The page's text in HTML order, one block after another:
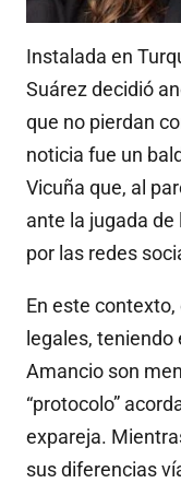
Instalada en
Suárez decidió
que no pierdan
noticia fue un
Vicuña que, al
ante la jugada de
por las redes
En este
legales,
Amancio son
“protocolo”
expareja.
sus diferencias